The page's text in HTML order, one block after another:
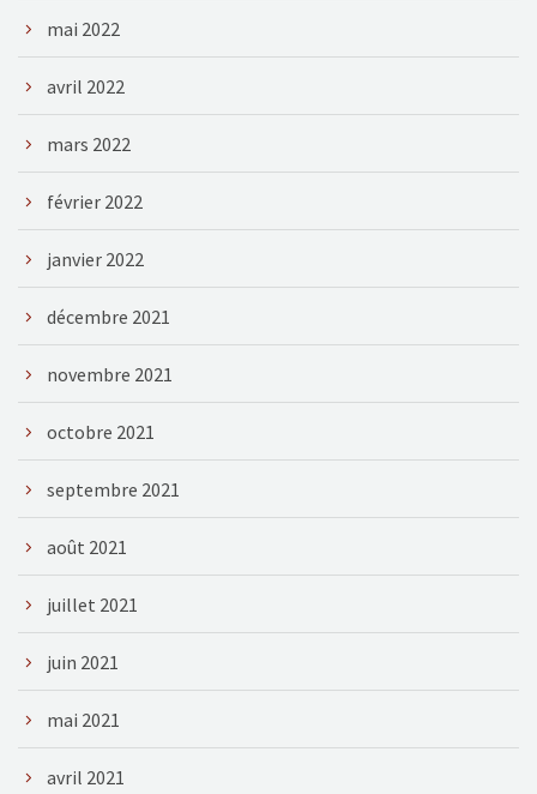
mai 2022
avril 2022
mars 2022
février 2022
janvier 2022
décembre 2021
novembre 2021
octobre 2021
septembre 2021
août 2021
juillet 2021
juin 2021
mai 2021
avril 2021